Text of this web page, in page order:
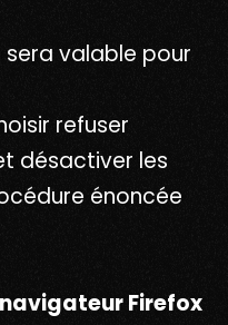
valable pour
refuser
désactiver les
énoncée
Firefox